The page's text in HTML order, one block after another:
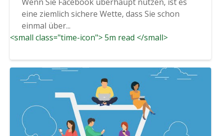
eine ziemlich sichere Wette, dass Sie schon
einmal über...
<small class="time-icon"> 5m read </small>